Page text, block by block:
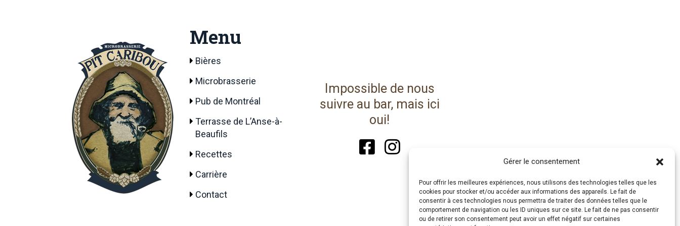
Gérer le consentement
Pour offrir les meilleures expériences, nous utilisons des technologies telles que les
cookies pour stocker et/ou accéder aux informations des appareils. Le fait de
consentir à ces technologies nous permettra de traiter des données telles que le
comportement de navigation ou les ID uniques sur ce site. Le fait de ne pas consentir
ou de retirer son consentement peut avoir un effet négatif sur certaines
Menu
Bières
Microbrasserie
Pub de Montréal
Terrasse de L’Anse-à-
Beaufils
Recettes
Carrière
Contact
Impossible de nous
suivre au bar, mais ici
oui!